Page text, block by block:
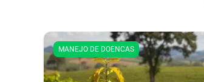
MANEJO DE DOENCAS